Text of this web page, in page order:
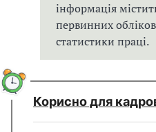
інформація
первинних
статистики праці.
Корисно для